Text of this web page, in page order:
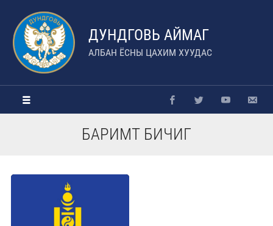
ДУНДГОВЬ АЙМАГ
АЛБАН ЁСНЫ ЦАХИМ ХУУДАС
БАРИМТ БИЧИГ